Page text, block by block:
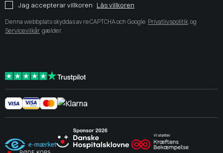
Jag accepterar villkoren Läs villkoren
Denna webbplats skyddas av reCAPTCHA och Google Privatlivspolitik og
Servicevilkår gælder.